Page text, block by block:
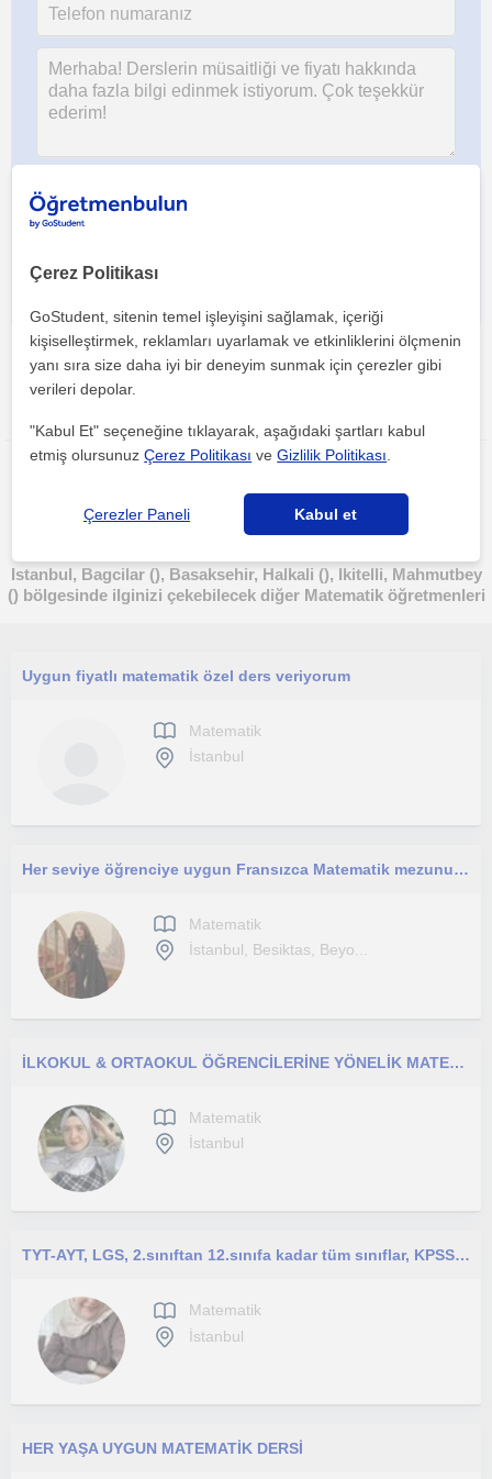
Her iki düğmeye tıklayarak,
politikamızıkabul etmiş olursunuz
Istanbul, Bagcilar (), Basaksehir, Halkali (), Ikitelli, Mahmutbey
() bölgesinde ilginizi çekebilecek diğer Matematik öğretmenleri
Uygun fiyatlı matematik özel ders veriyorum
Matematik
İstanbul
Her seviye öğrenciye uygun Fransızca Matematik mezunundan özel ders
Matematik
İstanbul, Besiktas, Beyo...
İLKOKUL & ORTAOKUL ÖĞRENCİLERİNE YÖNELİK MATEMATİK ÖZEL DERS
Matematik
İstanbul
TYT-AYT, LGS, 2.sınıftan 12.sınıfa kadar tüm sınıflar, KPSS, DGS her sınav grubu ve yaşa uygun Matematik/Geometri özel ders
Matematik
İstanbul
HER YAŞA UYGUN MATEMATİK DERSİ
Çerez Politikası
GoStudent, sitenin temel işleyişini sağlamak, içeriği
kişiselleştirmek, reklamları uyarlamak ve etkinliklerini ölçmenin
yanı sıra size daha iyi bir deneyim sunmak için çerezler gibi
verileri depolar.
"Kabul Et" seçeneğine tıklayarak, aşağıdaki şartları kabul
etmiş olursunuzÇerez Politikası veGizlilik Politikası
Çerezler Paneli Kabul et